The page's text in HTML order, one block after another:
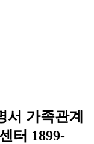
가족관계
터 1899-